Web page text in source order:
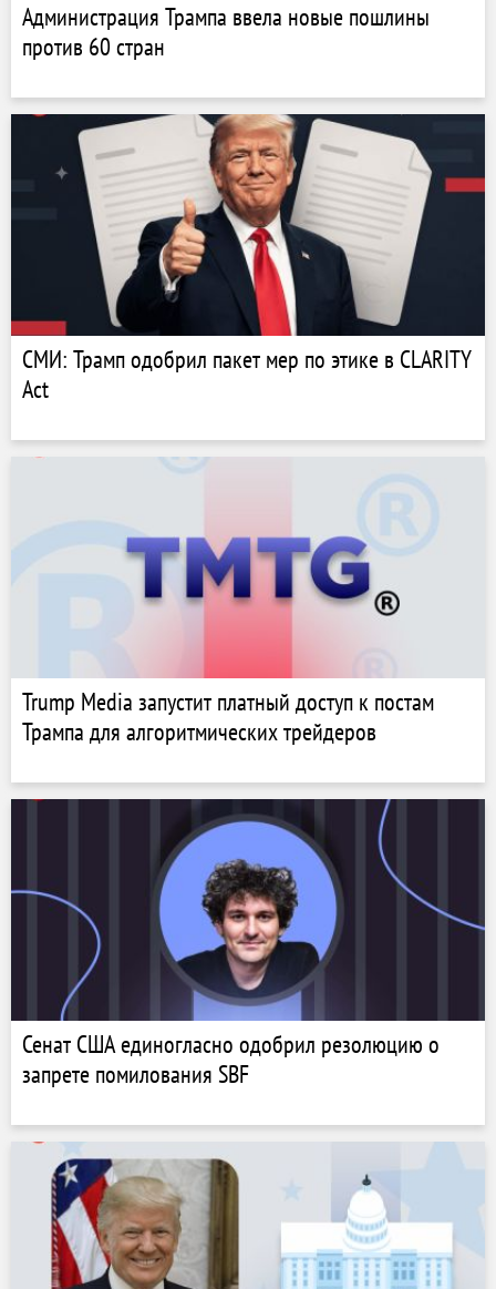
Администрация Трампа ввела новые пошлины
против 60 стран
СМИ: Трамп одобрил пакет мер по этике в CLARITY
Act
Trump Media запустит платный доступ к постам
Трампа для алгоритмических трейдеров
Сенат США единогласно одобрил резолюцию о
запрете помилования SBF